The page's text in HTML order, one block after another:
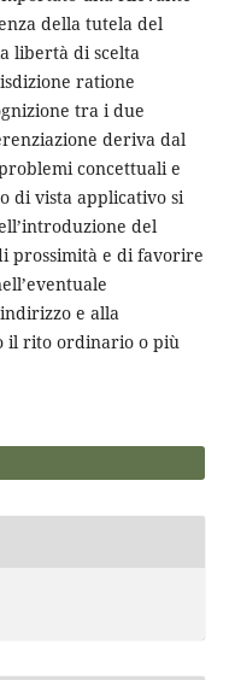
della tutela del
libertà di scelta
ratione
tra i due
deriva dal
concettuali e
di vista applicativo si
del
prossimità e di favorire
e alla
il rito ordinario o più